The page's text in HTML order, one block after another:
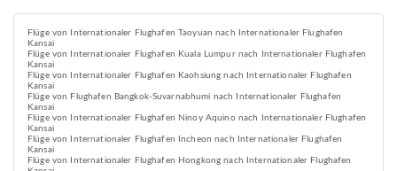
Flüge von Internationaler Flughafen Taoyuan nach Internationaler Flughafen
Kansai
Flüge von Internationaler Flughafen Kuala Lumpur nach Internationaler Flughafen
Kansai
Flüge von Internationaler Flughafen Kaohsiung nach Internationaler Flughafen
Kansai
Flüge von Flughafen Bangkok-Suvarnabhumi nach Internationaler Flughafen
Kansai
Flüge von Internationaler Flughafen Ninoy Aquino nach Internationaler Flughafen
Kansai
Flüge von Internationaler Flughafen Incheon nach Internationaler Flughafen
Kansai
Flüge von Internationaler Flughafen Hongkong nach Internationaler Flughafen